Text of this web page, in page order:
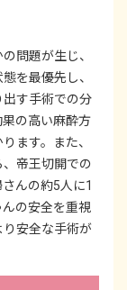
問題が生じ、
を最優先し、
す手術での分
の高い麻酔方
ます。また、
帝王切開での
んの約5人に1
の安全を重視
安全な手術が